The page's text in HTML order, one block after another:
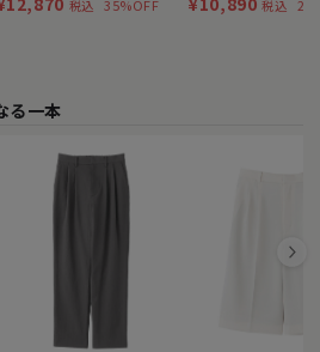
税込 35%OFF 税込
る一本